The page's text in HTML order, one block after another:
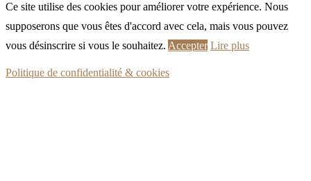
Ce site utilise des cookies pour améliorer votre expérience. Nous
supposerons que vous êtes d'accord avec cela, mais vous pouvez
vous désinscrire si vous le souhaitez. Accepter Lire plus
Politique de confidentialité & cookies